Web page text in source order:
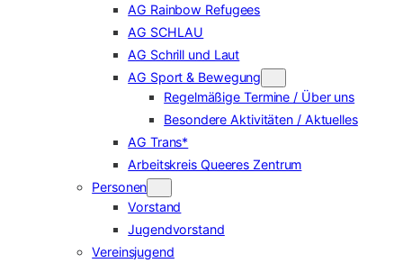
AG Rainbow Refugees
AG SCHLAU
AG Schrill und Laut
AG Sport & Bewegung
Regelmäßige Termine / Über uns
Besondere Aktivitäten / Aktuelles
AG Trans*
Arbeitskreis Queeres Zentrum
Personen
Vorstand
Jugendvorstand
Vereinsjugend